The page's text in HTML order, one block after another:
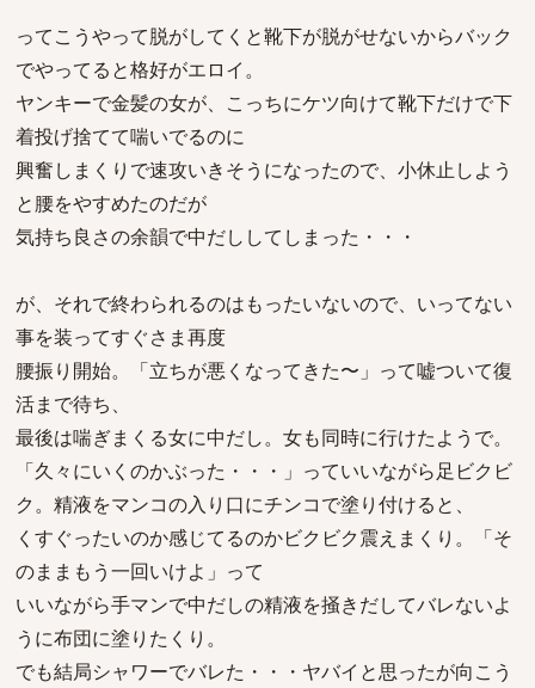
ってこうやって脱がしてくと靴下が脱がせないからバック
でやってると格好がエロイ。
ヤンキーで金髪の女が、こっちにケツ向けて靴下だけで下
着投げ捨てて喘いでるのに
興奮しまくりで速攻いきそうになったので、小休止しよう
と腰をやすめたのだが
気持ち良さの余韻で中だししてしまった・・・
が、それで終わられるのはもったいないので、いってない
事を装ってすぐさま再度
腰振り開始。「立ちが悪くなってきた〜」って嘘ついて復
活まで待ち、
最後は喘ぎまくる女に中だし。女も同時に行けたようで。
「久々にいくのかぶった・・・」っていいながら足ビクビ
ク。精液をマンコの入り口にチンコで塗り付けると、
くすぐったいのか感じてるのかビクビク震えまくり。「そ
のままもう一回いけよ」って
いいながら手マンで中だしの精液を掻きだしてバレないよ
うに布団に塗りたくり。
でも結局シャワーでバレた・・・ヤバイと思ったが向こう